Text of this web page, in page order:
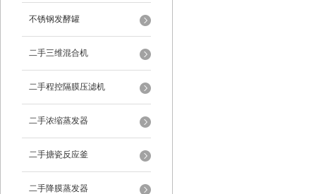
不锈钢发酵罐
二手三维混合机
二手程控隔膜压滤机
二手浓缩蒸发器
二手搪瓷反应釜
二手降膜蒸发器